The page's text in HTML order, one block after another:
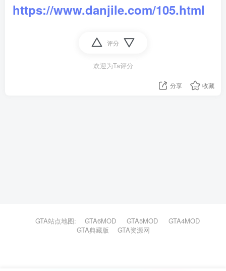
https://www.danjile.com/105.html
评分
欢迎为Ta评分
分享 收藏
GTA站点地图: GTA6MOD GTA5MOD
GTA4MOD
GTA典藏版
GTA资源网